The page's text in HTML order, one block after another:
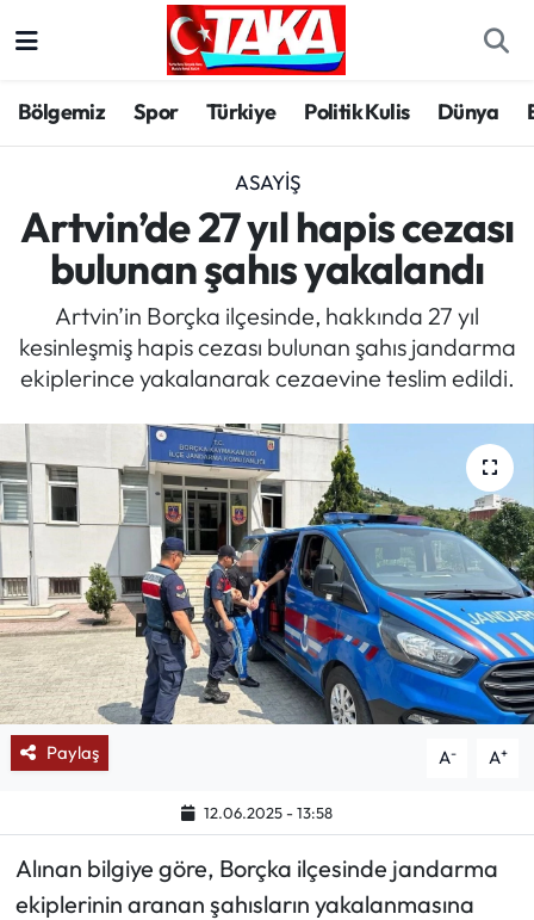
Bölgemiz Spor Türkiye Politik Kulis Dünya
ASAYIŞ
Artvin’de 27 yıl hapis cezası
bulunan şahıs yakalandı
Artvin’in Borçka ilçesinde, hakkında 27 yıl
kesinleşmiş hapis cezası bulunan şahıs jandarma
ekiplerince yakalanarak cezaevine teslim edildi.
Paylaş A- A+
12.06.2025 - 13:58
Alınan bilgiye göre, Borçka ilçesinde jandarma
ekiplerinin aranan şahısların yakalanmasına
Spor
Türkiye
Kültür/Sanat
Politika
Politik Kulis
Magazin
Mektup Galeri
Röportaj
Manşet
Köşe Yazıları
Karikatür Galeri
BIK
Trabzon Hava Durumu
Trabzon Trafik Yoğunluk Haritası
Süper Lig Puan Durumu ve Fikstür
Tüm Manşetler
Son Dakika Haberleri
Haber Arşivi